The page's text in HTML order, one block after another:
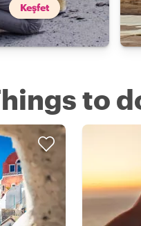
Keşfet
to